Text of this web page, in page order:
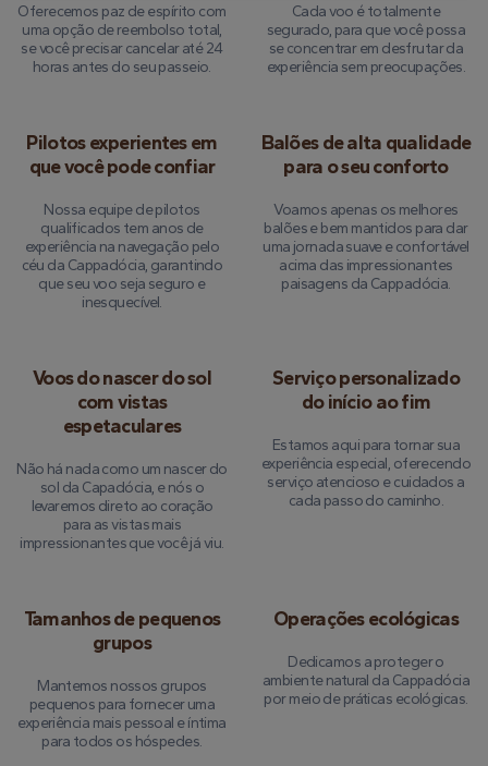
Oferecemos paz de espírito com
uma opção de reembolso total,
se você precisar cancelar até 24
horas antes do seu passeio.
Cada voo é totalmente
segurado, para que você possa
se concentrar em desfrutar da
experiência sem preocupações.
Pilotos experientes em
que você pode confiar
Nossa equipe de pilotos
qualificados tem anos de
experiência na navegação pelo
céu da Cappadócia, garantindo
que seu voo seja seguro e
inesquecível.
Balões de alta qualidade
para o seu conforto
Voamos apenas os melhores
balões e bem mantidos para dar
uma jornada suave e confortável
acima das impressionantes
paisagens da Cappadócia.
Voos do nascer do sol
com vistas
espetaculares
Não há nada como um nascer do
sol da Capadócia, e nós o
levaremos direto ao coração
para as vistas mais
impressionantes que você já viu.
Serviço personalizado
do início ao fim
Estamos aqui para tornar sua
experiência especial, oferecendo
serviço atencioso e cuidados a
cada passo do caminho.
Tamanhos de pequenos
grupos
Mantemos nossos grupos
pequenos para fornecer uma
experiência mais pessoal e íntima
para todos os hóspedes.
Operações ecológicas
Dedicamos a proteger o
ambiente natural da Cappadócia
por meio de práticas ecológicas.